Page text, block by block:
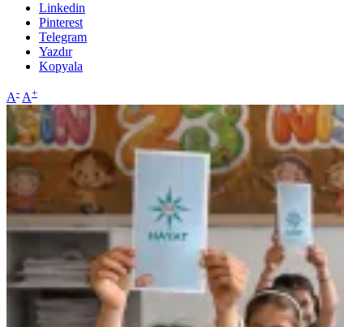
Linkedin
Pinterest
Telegram
Yazdır
Kopyala
A- A+